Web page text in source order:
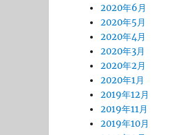
2020年6月
2020年5月
2020年4月
2020年3月
2020年2月
2020年1月
2019年12月
2019年11月
2019年10月